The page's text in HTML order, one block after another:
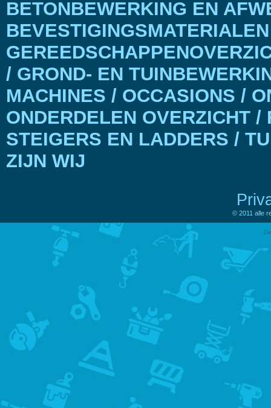
BETONBEWERKING EN
/ GROND- EN
MACHINES / OCCASIONS /
ONDERDELEN OVERZICHT
STEIGERS EN LADDERS /
ZIJN WIJ
© 2011 alle